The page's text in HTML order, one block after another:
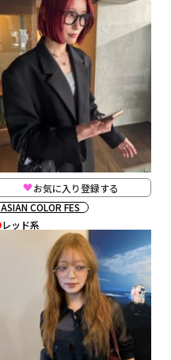
お気に入り登録する
ASIAN COLOR FES
レッド系